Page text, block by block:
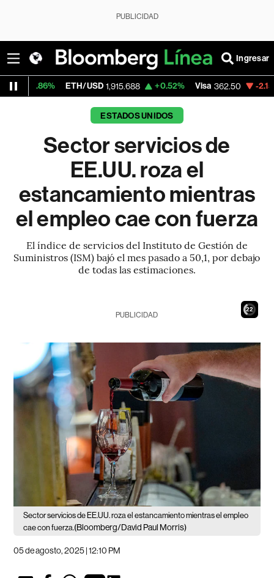
PUBLICIDAD
Ingresar
ETH/USD 1,915.688 +0.52% Visa 362.50 -2.15%
ESTADOS UNIDOS
Sector servicios de
EE.UU. roza el
estancamiento mientras
el empleo cae con fuerza
El índice de servicios del Instituto de Gestión de
Suministros (ISM) bajó el mes pasado a 50,1, por debajo
de todas las estimaciones.
21
PUBLICIDAD
Sector servicios de EE.UU. roza el estancamiento mientras el empleo
cae con fuerza.(Bloomberg/David Paul Morris)
05 de agosto, 2025 | 12:10 PM